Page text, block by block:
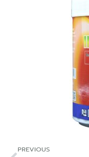
PREVIOUS